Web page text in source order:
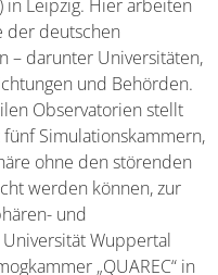
in Leipzig. Hier arbeiten
der deutschen
– darunter Universitäten,
und Behörden.
Observatorien stellt
Simulationskammern,
ohne den störenden
werden können, zur
und
Wuppertal
„QUAREC“ in